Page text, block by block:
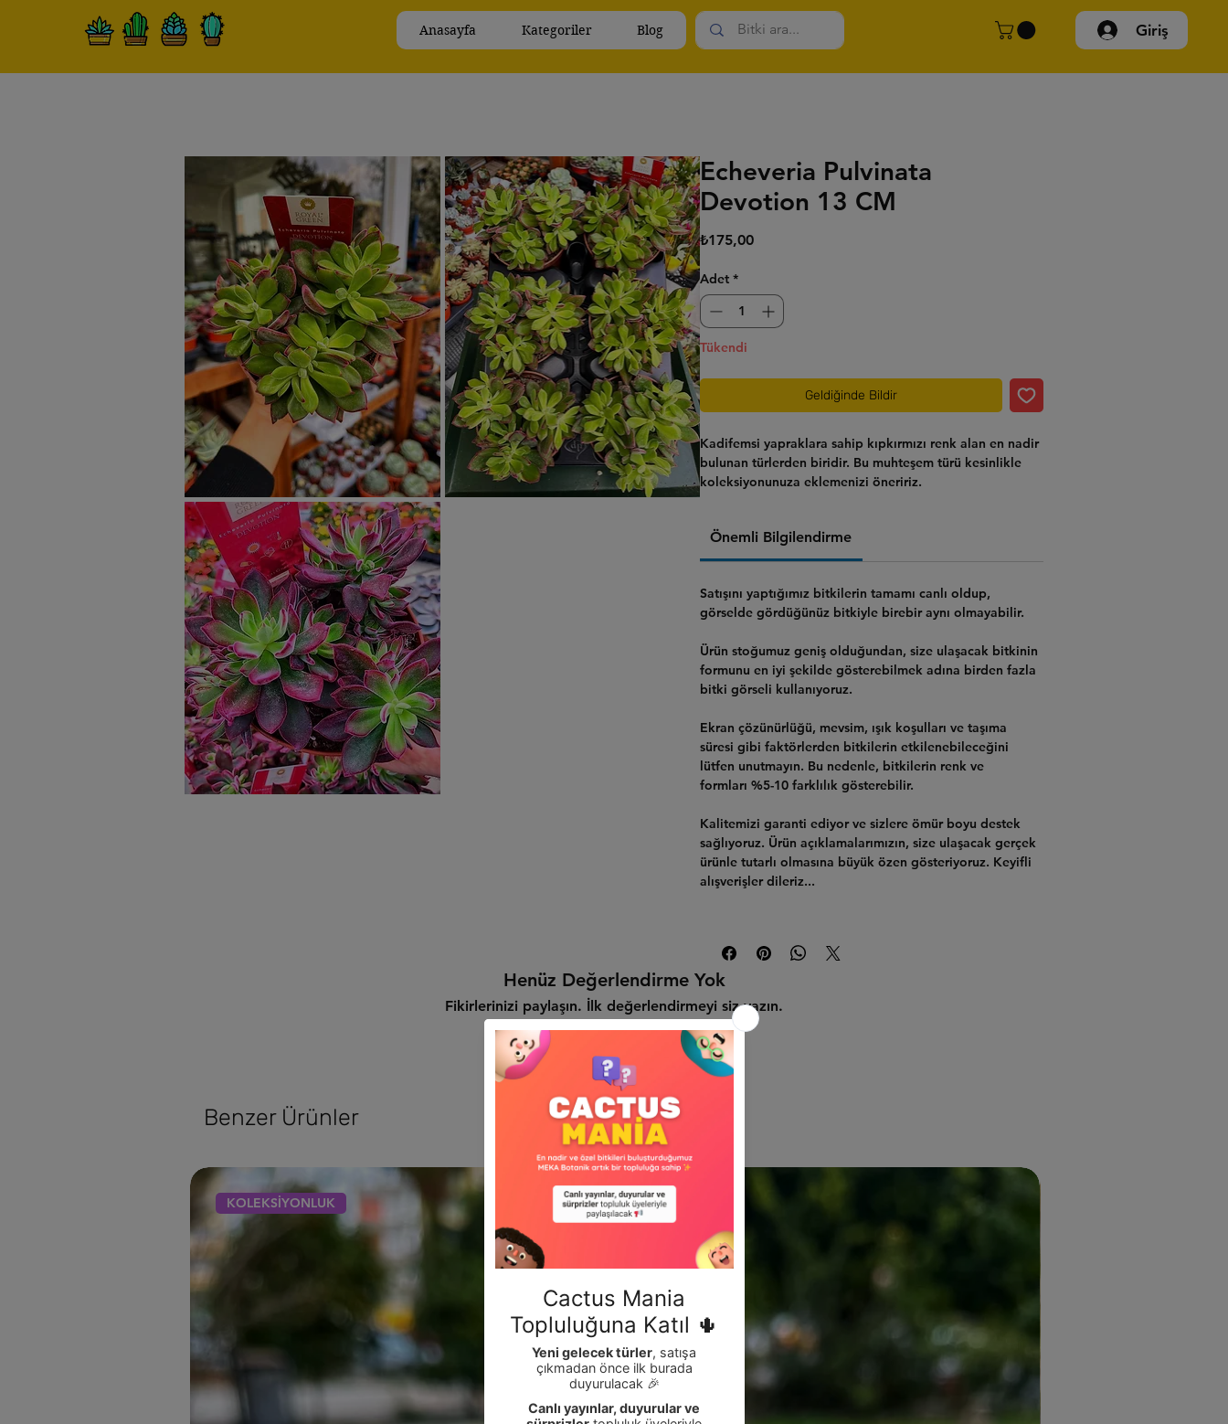
Anasayfa Kategoriler Blog Giriş
Echeveria Pulvinata
Devotion 13 CM
₺175,00Fiyat
Adet *
Tükendi
Geldiğinde Bildir
Kadifemsi yapraklara sahip kıpkırmızı renk alan en nadir
bulunan türlerden biridir. Bu muhteşem türü kesinlikle
koleksiyonunuza eklemenizi öneririz.
Önemli Bilgilendirme
Satışını yaptığımız bitkilerin tamamı canlı oldup,
görselde gördüğünüz bitkiyle birebir aynı olmayabilir.
Ürün stoğumuz geniş olduğundan, size ulaşacak bitkinin
formunu en iyi şekilde gösterebilmek adına birden fazla
bitki görseli kullanıyoruz.
Ekran çözünürlüğü, mevsim, ışık koşulları ve taşıma
süresi gibi faktörlerden bitkilerin etkilenebileceğini
lütfen unutmayın. Bu nedenle, bitkilerin renk ve
formları %5-10 farklılık gösterebilir.
Kalitemizi garanti ediyor ve sizlere ömür boyu destek
sağlıyoruz. Ürün açıklamalarımızın, size ulaşacak gerçek
ürünle tutarlı olmasına büyük özen gösteriyoruz. Keyifli
alışverişler dileriz...
Henüz Değerlendirme Yok
Fikirlerinizi paylaşın. İlk değerlendirmeyi siz yazın.
Değerlendirme Yap
Benzer Ürünler
KOLEKSİYONLUK